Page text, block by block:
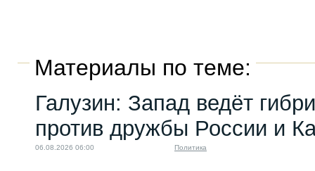
Материалы по теме:
Галузин: Запад ведёт
против дружбы России и
06.08.2026 06:00 Политика